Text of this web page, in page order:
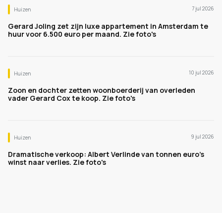
Huizen 7 jul 2026
Gerard Joling zet zijn luxe appartement in Amsterdam te
huur voor 6.500 euro per maand. Zie foto's
Huizen 10 jul 2026
Zoon en dochter zetten woonboerderij van overleden
vader Gerard Cox te koop. Zie foto's
Huizen 9 jul 2026
Dramatische verkoop: Albert Verlinde van tonnen euro's
winst naar verlies. Zie foto's